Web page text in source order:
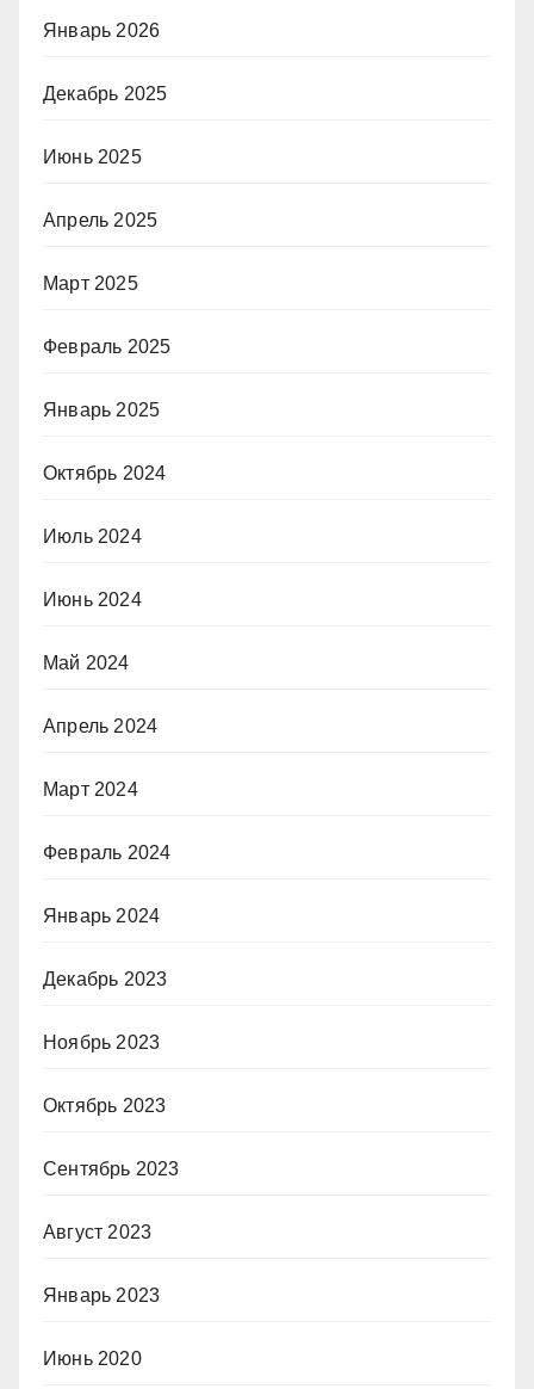
Январь 2026
Декабрь 2025
Июнь 2025
Апрель 2025
Март 2025
Февраль 2025
Январь 2025
Октябрь 2024
Июль 2024
Июнь 2024
Май 2024
Апрель 2024
Март 2024
Февраль 2024
Январь 2024
Декабрь 2023
Ноябрь 2023
Октябрь 2023
Сентябрь 2023
Август 2023
Январь 2023
Июнь 2020